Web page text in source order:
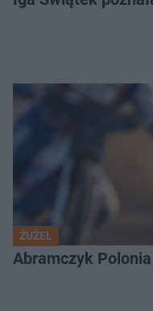
ŻUŻEL
Abramczyk